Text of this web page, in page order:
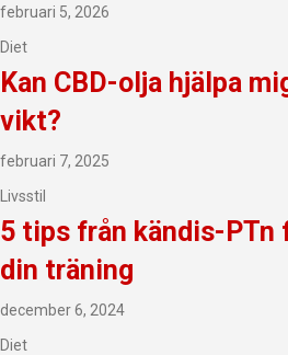
februari 5, 2026
Diet
Kan CBD-olja hjälpa
vikt?
februari 7, 2025
Livsstil
5 tips från kändis-PTn
din träning
december 6, 2024
Diet